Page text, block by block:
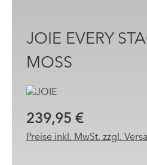
JOIE EVERY
MOSS
239,95 €
Preise inkl. MwSt. zzgl.